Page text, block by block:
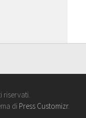
riservati.
di Press Customizr.